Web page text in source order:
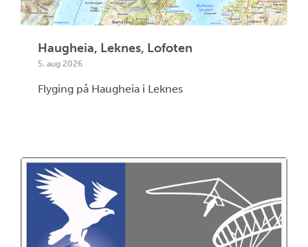
Haugheia, Leknes, Lofoten
5. aug 2026
Flyging på Haugheia i Leknes